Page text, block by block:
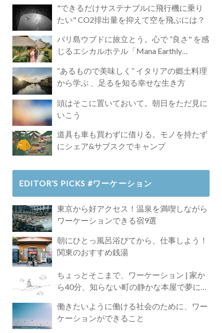
"できるだけサステナブルに飛行機に乗り
たい" CO2排出量を抑えて空を飛ぶには？
バリ島ウブドに旅立とう。心で ”良さ" を感
じるエシカルホテル「Mana Earthly
“あるもので美味しく” イタリアの郷土料理
から学ぶ 、足るを知る幸せな生き方
頭はそこに置いておいて。朝日をただ見に
いこう
道具も車も買わずに借りる。モノを持たず
にシェア&サブスクでキャンプ
EDITOR’S PICKS #ワーケーション
東京から好アクセス！温泉を満喫しながら
ワーケーションできる宿9選
朝にひとっ風呂浴びてから、仕事しよう！
関東のおすすめ銭湯
ちょっとそこまで、ワーケーション | 家か
ら40分、知らない町の静かな本屋で夢に近
働きたいように働ける社会のために、ワー
ケーションができること